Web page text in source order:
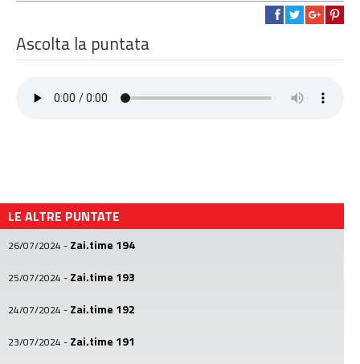
Ascolta la puntata
LE ALTRE PUNTATE
26/07/2024 - Zai.time 194
25/07/2024 - Zai.time 193
24/07/2024 - Zai.time 192
23/07/2024 - Zai.time 191